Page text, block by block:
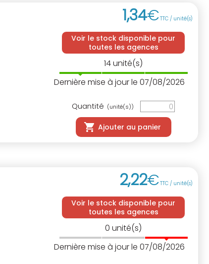
1,34€TTC / unité(s)
Voir le stock disponible pour
toutes les agences
14unité(s)
Dernière mise à jour le 07/08/2026
Quantité (unité(s))
Ajouter au panier
2,22€TTC / unité(s)
Voir le stock disponible pour
toutes les agences
0 unité(s)
Dernière mise à jour le 07/08/2026